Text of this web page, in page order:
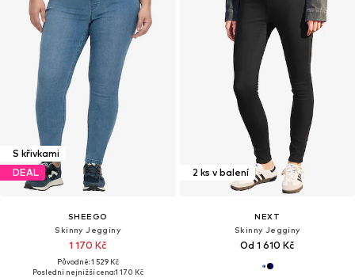
S křivkami
DEAL
SHEEGO
Skinny Jeggíny
1 170 Kč
Původně: 1 529 Kč
Poslední nejnižší cena:1 170 Kč
2 ks v balení
NEXT
Skinny Jeggíny
Od 1 610 Kč